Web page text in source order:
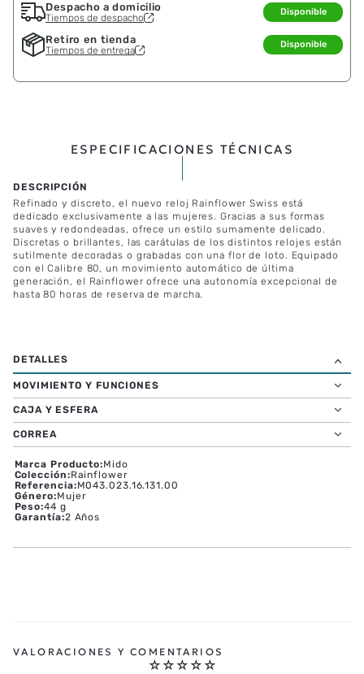
Despacho a domicilio
Tiempos de despacho
Disponible
Retiro en tienda
Tiempos de entrega
Disponible
ESPECIFICACIONES TÉCNICAS
Refinado y discreto, el nuevo reloj Rainflower Swiss está
dedicado exclusivamente a las mujeres. Gracias a sus formas
suaves y redondeadas, ofrece un estilo sumamente delicado.
Discretas o brillantes, las carátulas de los distintos relojes están
sutilmente decoradas o grabadas con una flor de loto. Equipado
con el Calibre 80, un movimiento automático de última
generación, el Rainflower ofrece una autonomía excepcional de
hasta 80 horas de reserva de marcha.
MOVIMIENTO Y FUNCIONES
CAJA Y ESFERA
CORREA
Marca Producto:Mido
Colección:Rainflower
Referencia:M043.023.16.131.00
Género:Mujer
Peso:44 g
Garantía:2 Años
☆ ☆ ☆ ☆ ☆